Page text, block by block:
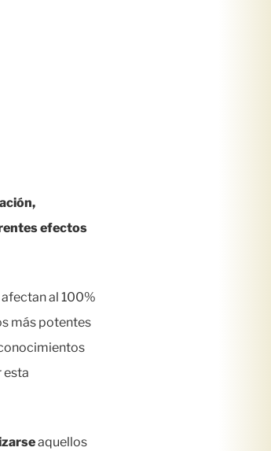
efectos
al 100%
más potentes
esta
aquellos